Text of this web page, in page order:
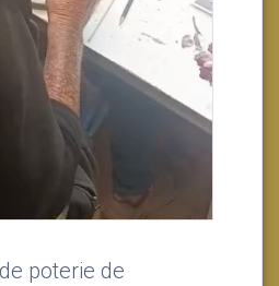
poterie de